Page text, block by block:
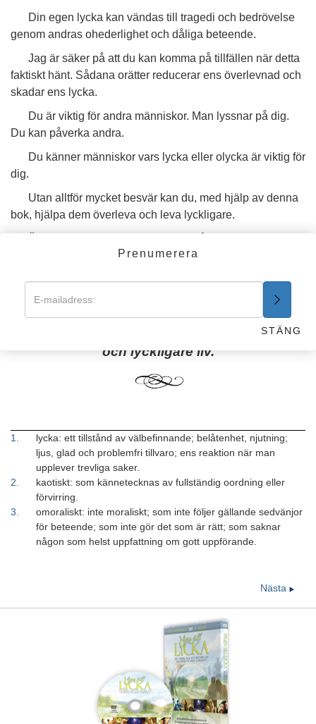
Din egen lycka kan vändas till tragedi och bedrövelse
genom andras ohederlighet och dåliga beteende.
Jag är säker på att du kan komma på tillfällen när detta
faktiskt hänt. Sådana orätter reducerar ens överlevnad och
skadar ens lycka.
Du är viktig för andra människor. Man lyssnar på dig.
Du kan påverka andra.
Du känner människor vars lycka eller olycka är viktig för
dig.
Utan alltför mycket besvär kan du, med hjälp av denna
bok, hjälpa dem överleva och leva lyckligare.
lycklig, kan deras möjligheter till överlevnad och lycka
att visa vägen till ett mindre farligt
och lyckligare liv.
1.
lycka: ett tillstånd av välbefinnande; belåtenhet, njutning;
ljus, glad och problemfri tillvaro; ens reaktion när man
upplever trevliga saker.
2.
kaotiskt: som kännetecknas av fullständig oordning eller
förvirring.
3.
omoraliskt: inte moraliskt; som inte följer gällande sedvänjor
för beteende; som inte gör det som är rätt; som saknar
någon som helst uppfattning om gott uppförande.
Nästa
Prenumerera
STÄNG